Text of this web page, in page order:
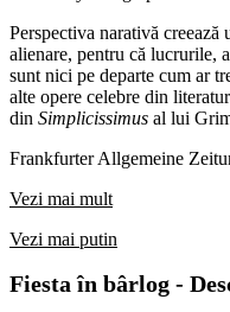
Perspectiva narativă
alienare, pentru că lucrurile,
sunt nici pe departe cum ar
alte opere celebre din
din Simplicissimus al lui
Frankfurter Allgemeine
Vezi mai mult
Vezi mai putin
Fiesta în bârlog -